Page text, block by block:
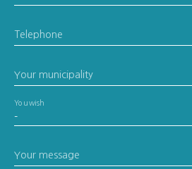
Telephone
Your municipality
-
You wish
Your message